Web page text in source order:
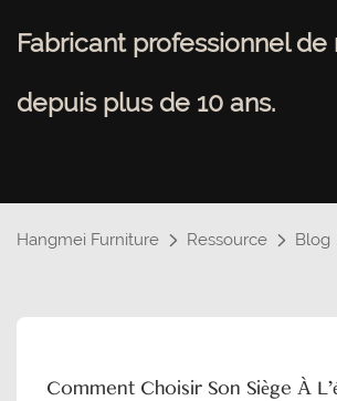
Fabricant professionnel
depuis plus de 10 ans.
Hangmei Furniture Ressource Blog
Comment Choisir Son Siège À